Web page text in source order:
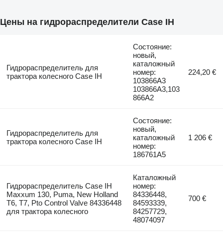
Цены на гидрораспределители Case IH
Гидрораспределитель для
трактора колесного Case IH
Состояние:
новый,
каталожный
номер:
103866A3
103866A3,103
866A2
224,20 €
Гидрораспределитель для
трактора колесного Case IH
Состояние:
новый,
каталожный
номер:
186761A5
1 206 €
Гидрораспределитель Case IH
Maxxum 130, Puma, New Holland
T6, T7, Pto Control Valve 84336448
для трактора колесного
Каталожный
номер:
84336448,
84593339,
84257729,
48074097
700 €